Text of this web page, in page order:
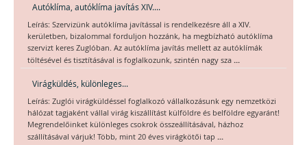
Autóklíma, autóklíma javítás XIV....
Leírás: Szervizünk autóklíma javítással is rendelkezésre áll a XIV.
kerületben, bizalommal forduljon hozzánk, ha megbízható autóklíma
szervizt keres Zuglóban. Az autóklíma javítás mellett az autóklímák
töltésével és tisztításával is foglalkozunk, szintén nagy sza ...
Virágküldés, különleges...
Leírás: Zuglói virágküldéssel foglalkozó vállalkozásunk egy nemzetközi
hálózat tagjaként vállal virág kiszállítást külföldre és belföldre egyaránt!
Megrendelőinket különleges csokrok összeállításával, házhoz
szállításával várjuk! Több, mint 20 éves virágkötői tap ...